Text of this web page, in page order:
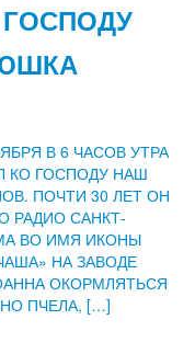
В 6 ЧАСОВ УТРА
КО ГОСПОДУ НАШ
ПОЧТИ 30 ЛЕТ ОН
РАДИО САНКТ-
ВО ИМЯ ИКОНЫ
НА ЗАВОДЕ
ОКОРМЛЯТЬСЯ
ПЧЕЛА, […]